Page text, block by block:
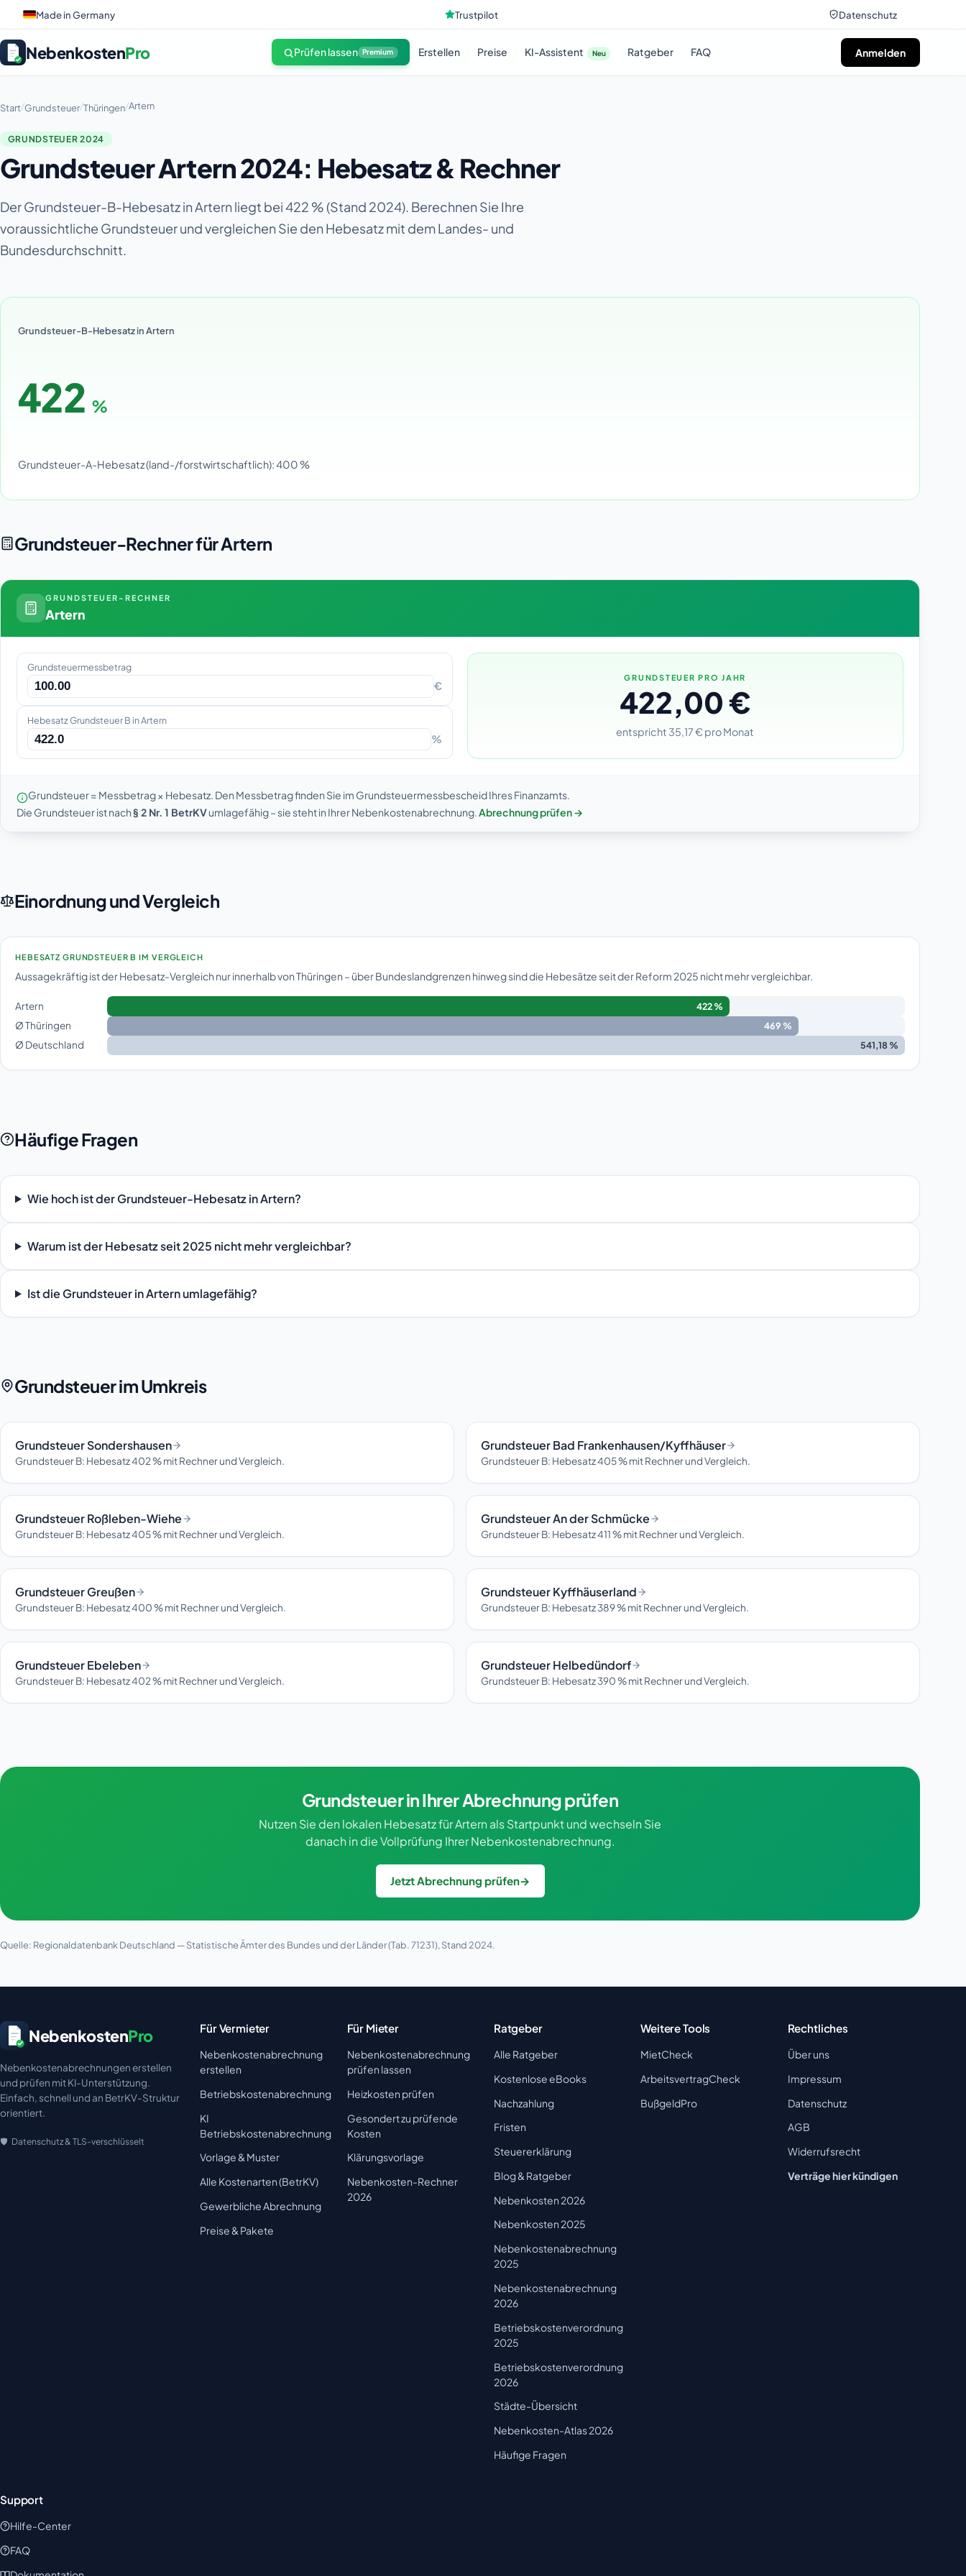
Made in Germany Trustpilot Datenschutz
NebenkostenPro Prüfen lassen Premium Erstellen Preise KI-Assistent Neu Ratgeber FAQ Anmelden
Start/Grundsteuer/Thüringen/Artern
GRUNDSTEUER 2024
Grundsteuer Artern 2024: Hebesatz & Rechner
Der Grundsteuer-B-Hebesatz in Artern liegt bei 422 % (Stand 2024). Berechnen Sie Ihre
voraussichtliche Grundsteuer und vergleichen Sie den Hebesatz mit dem Landes- und
Bundesdurchschnitt.
Grundsteuer-B-Hebesatz in Artern
422 %
Grundsteuer-A-Hebesatz (land-/forstwirtschaftlich): 400 %
Grundsteuer-Rechner für Artern
GRUNDSTEUER-RECHNER
Artern
Grundsteuermessbetrag
€
Hebesatz Grundsteuer B in Artern
%
GRUNDSTEUER PRO JAHR
422,00 €
entspricht 35,17 € pro Monat
Grundsteuer = Messbetrag × Hebesatz. Den Messbetrag finden Sie im Grundsteuermessbescheid Ihres Finanzamts.
Die Grundsteuer ist nach§ 2 Nr. 1 BetrKVumlagefähig – sie steht in Ihrer Nebenkostenabrechnung.Abrechnung prüfen →
Einordnung und Vergleich
HEBESATZ GRUNDSTEUER B IM VERGLEICH
Aussagekräftig ist der Hebesatz-Vergleich nur innerhalb von Thüringen – über Bundeslandgrenzen hinweg sind die Hebesätze seit der Reform 2025 nicht mehr vergleichbar.
Artern 422 %
Ø Thüringen 469 %
Ø Deutschland 541,18 %
Häufige Fragen
Wie hoch ist der Grundsteuer-Hebesatz in Artern?
Warum ist der Hebesatz seit 2025 nicht mehr vergleichbar?
Ist die Grundsteuer in Artern umlagefähig?
Grundsteuer im Umkreis
Grundsteuer Sondershausen
Grundsteuer B: Hebesatz 402 % mit Rechner und Vergleich.
Grundsteuer Bad Frankenhausen/Kyffhäuser
Grundsteuer B: Hebesatz 405 % mit Rechner und Vergleich.
Grundsteuer Roßleben-Wiehe
Grundsteuer B: Hebesatz 405 % mit Rechner und Vergleich.
Grundsteuer An der Schmücke
Grundsteuer B: Hebesatz 411 % mit Rechner und Vergleich.
Grundsteuer Greußen
Grundsteuer B: Hebesatz 400 % mit Rechner und Vergleich.
Grundsteuer Kyffhäuserland
Grundsteuer B: Hebesatz 389 % mit Rechner und Vergleich.
Grundsteuer Ebeleben
Grundsteuer B: Hebesatz 402 % mit Rechner und Vergleich.
Grundsteuer Helbedündorf
Grundsteuer B: Hebesatz 390 % mit Rechner und Vergleich.
Grundsteuer in Ihrer Abrechnung prüfen
Nutzen Sie den lokalen Hebesatz für Artern als Startpunkt und wechseln Sie
danach in die Vollprüfung Ihrer Nebenkostenabrechnung.
Jetzt Abrechnung prüfen→
Quelle: Regionaldatenbank Deutschland — Statistische Ämter des Bundes und der Länder (Tab. 71231), Stand 2024.
NebenkostenPro
Nebenkostenabrechnungen erstellen
und prüfen mit KI-Unterstützung.
Einfach, schnell und an BetrKV-Struktur
orientiert.
Datenschutz & TLS-verschlüsselt
Für Vermieter
Nebenkostenabrechnung
erstellen
Betriebskostenabrechnung
KI
Betriebskostenabrechnung
Vorlage & Muster
Alle Kostenarten (BetrKV)
Gewerbliche Abrechnung
Preise & Pakete
Für Mieter
Nebenkostenabrechnung
prüfen lassen
Heizkosten prüfen
Gesondert zu prüfende
Kosten
Klärungsvorlage
Nebenkosten-Rechner
2026
Ratgeber
Alle Ratgeber
Kostenlose eBooks
Nachzahlung
Fristen
Steuererklärung
Blog & Ratgeber
Nebenkosten 2026
Nebenkosten 2025
Nebenkostenabrechnung
2025
Nebenkostenabrechnung
2026
Betriebskostenverordnung
2025
Betriebskostenverordnung
2026
Städte-Übersicht
Nebenkosten-Atlas 2026
Häufige Fragen
Weitere Tools
MietCheck
ArbeitsvertragCheck
BußgeldPro
Rechtliches
Über uns
Impressum
Datenschutz
AGB
Widerrufsrecht
Verträge hier kündigen
Support
Hilfe-Center
FAQ